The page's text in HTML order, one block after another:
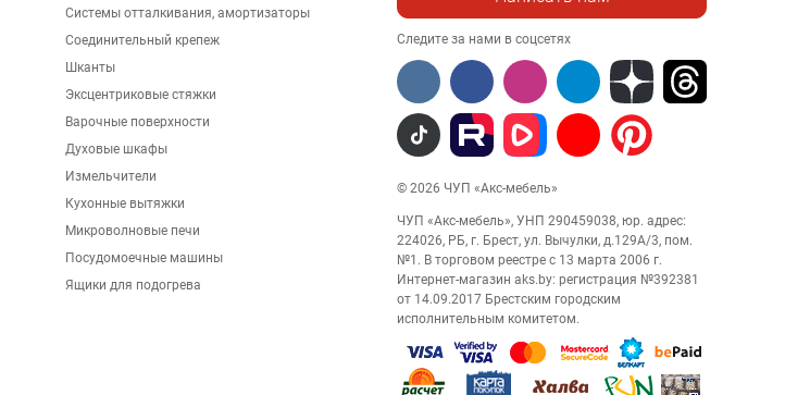
Системы отталкивания, амортизаторы
Соединительный крепеж
Шканты
Эксцентриковые стяжки
Варочные поверхности
Духовые шкафы
Измельчители
Кухонные вытяжки
Микроволновые печи
Посудомоечные машины
Ящики для подогрева
Следите за нами в соцсетях
© 2026 ЧУП «Акс-мебель»
ЧУП «Акс-мебель», УНП 290459038, юр. адрес:
224026, РБ, г. Брест, ул. Вычулки, д.129А/3, пом.
№1. В торговом реестре с 13 марта 2006 г.
Интернет-магазин aks.by: регистрация №392381
от 14.09.2017 Брестским городским
исполнительным комитетом.